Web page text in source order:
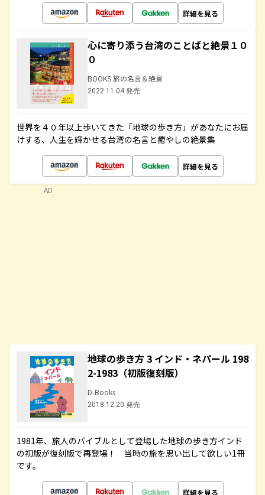
詳細を見る
心に寄り添う台湾のことばと絶景１０
０
BOOKS 旅の名言＆絶景
2022.11.04 発売
世界を４０年以上歩いてきた「地球の歩き方」があなたにお届
けする、人生を輝かせる台湾の名言と癒やしの絶景集
詳細を見る
地球の歩き方 3 インド・ネパール 198
2-1983（初版復刻版）
D-Books
2018.12.20 発売
1981年、旅人のバイブルとして登場した地球の歩き方インド
の初版が復刻版で再登場！ 当時の旅を思い出して欲しい1冊
です。
詳細を見る
AD